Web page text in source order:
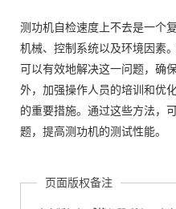
测功机自检速度上不去是一个
机械、控制系统以及环境因素
可以有效地解决这一问题，确
外，加强操作人员的培训和优
的重要措施。通过这些方法，
题，提高测功机的测试性能。
页面版权备注